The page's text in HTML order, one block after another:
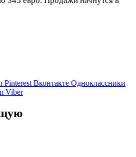
Pinterest Вконтакте Одноклассники
Viber